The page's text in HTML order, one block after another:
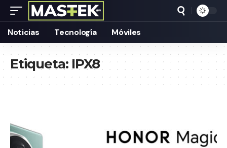
Noticias Tecnología Móviles
Etiqueta:IPX8